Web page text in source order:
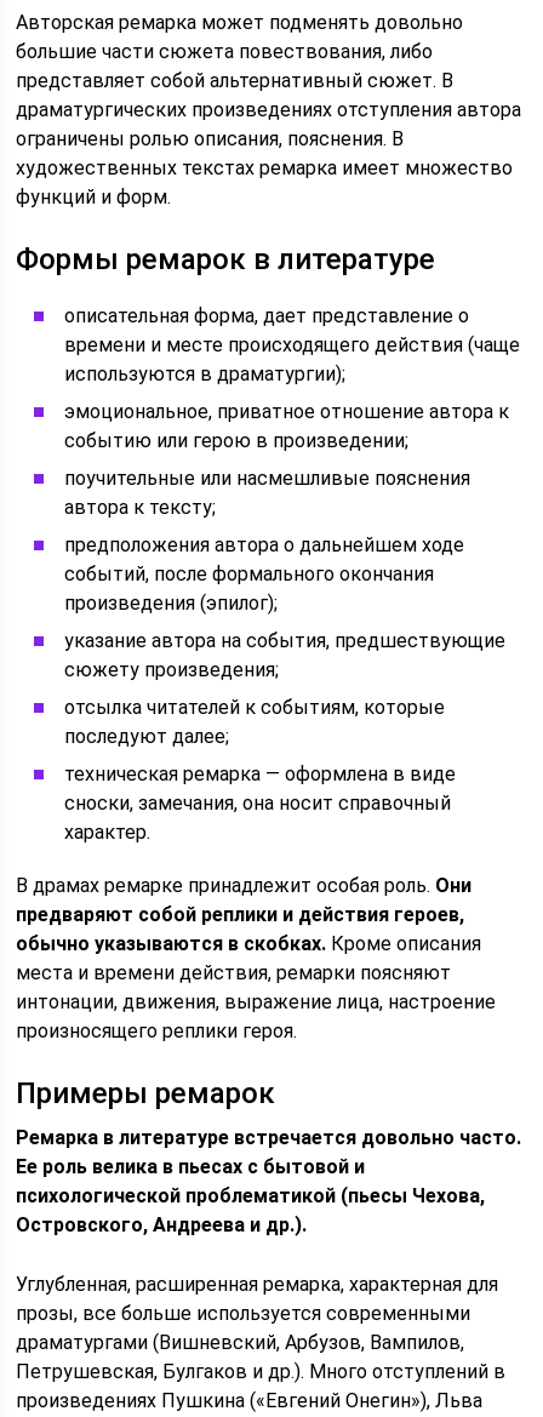
Авторская ремарка может подменять довольно
большие части сюжета повествования, либо
представляет собой альтернативный сюжет. В
драматургических произведениях отступления автора
ограничены ролью описания, пояснения. В
художественных текстах ремарка имеет множество
функций и форм.
Формы ремарок в литературе
описательная форма, дает представление о
времени и месте происходящего действия (чаще
используются в драматургии);
эмоциональное, приватное отношение автора к
событию или герою в произведении;
поучительные или насмешливые пояснения
автора к тексту;
предположения автора о дальнейшем ходе
событий, после формального окончания
произведения (эпилог);
указание автора на события, предшествующие
сюжету произведения;
отсылка читателей к событиям, которые
последуют далее;
техническая ремарка — оформлена в виде
сноски, замечания, она носит справочный
характер.
В драмах ремарке принадлежит особая роль. Они
предваряют собой реплики и действия героев,
обычно указываются в скобках. Кроме описания
места и времени действия, ремарки поясняют
интонации, движения, выражение лица, настроение
произносящего реплики героя.
Примеры ремарок
Ремарка в литературе встречается довольно часто.
Ее роль велика в пьесах с бытовой и
психологической проблематикой (пьесы Чехова,
Островского, Андреева и др.).
Углубленная, расширенная ремарка, характерная для
прозы, все больше используется современными
драматургами (Вишневский, Арбузов, Вампилов,
Петрушевская, Булгаков и др.). Много отступлений в
произведениях Пушкина («Евгений Онегин»), Льва